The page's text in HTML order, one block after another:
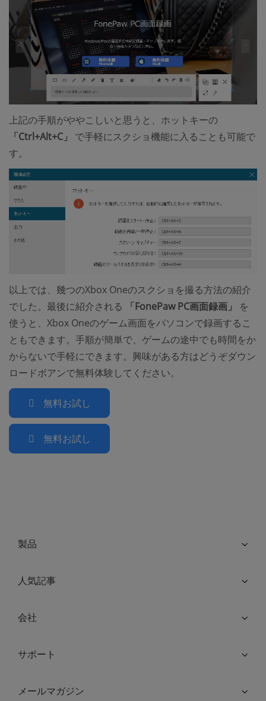
上記の手順がややこしいと思うと、ホットキーの
「Ctrl+Alt+C」
で手軽にスクショ機能に入ることも可能で
す。
以上では、幾つのXbox Oneのスクショを撮る方法の紹介
でした。最後に紹介される
「FonePaw PC画面録画」
を
使うと、Xbox Oneのゲーム画面をパソコンで録画するこ
ともできます。手順が簡単で、ゲームの途中でも時間をか
からないで手軽にできます。興味がある方はどうぞダウン
ロードボアンで無料体験してください。
無料お試し
無料お試し
製品
人気記事
会社
サポート
メールマガジン